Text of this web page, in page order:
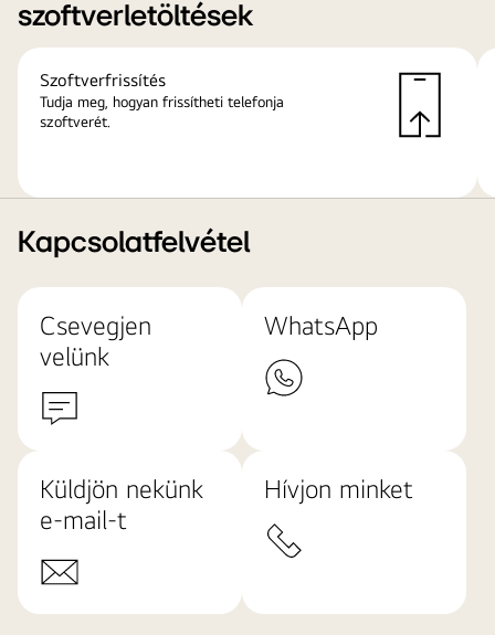
szoftverletöltések
Szoftverfrissítés
Tudja meg, hogyan frissítheti telefonja
szoftverét.
Kapcsolatfelvétel
Csevegjen
velünk
WhatsApp
Küldjön nekünk
e-mail-t
Hívjon minket